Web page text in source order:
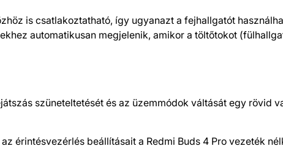
is csatlakoztatható, így ugyanazt a fejhallgatót
automatikusan megjelenik, amikor a töltőtokot
szüneteltetését és az üzemmódok váltását egy rövid
érintésvezérlés beállításait a Redmi Buds 4 Pro vezeték